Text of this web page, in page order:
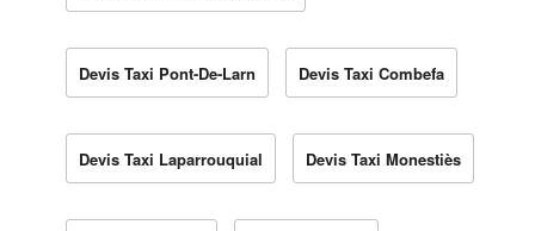
Devis Taxi Pont-De-Larn Devis Taxi Combefa
Devis Taxi Laparrouquial Devis Taxi Monestiès